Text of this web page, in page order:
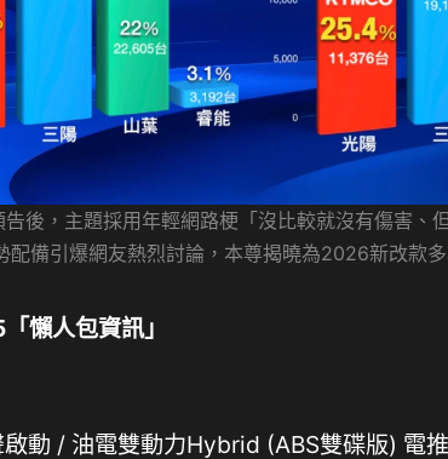
告後，主題採用年輕網路梗「沒比較就沒有傷害、
配備引爆網友熱烈討論，本尊揭曉為2026新改款
懶人包資訊」
啟動 / 油電雙動力Hybrid (ABS雙碟版) 電